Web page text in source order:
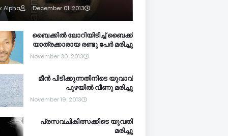
Alpha December 01, 2013
ബൈക്കില്‍ ലോറിയിടിച്ച് ബൈക്ക്
യാത്രക്കാരായ രണ്ടു പേര്‍ മരിച്ചു
November 30, 2013
മീന്‍ പിടിക്കുന്നതിനിടെ യുവാവ്
പുഴയില്‍ വീണു മരിച്ചു
November 19, 2013
പ്രസവചികിത്സക്കിടെ യുവതി
മരിച്ചു